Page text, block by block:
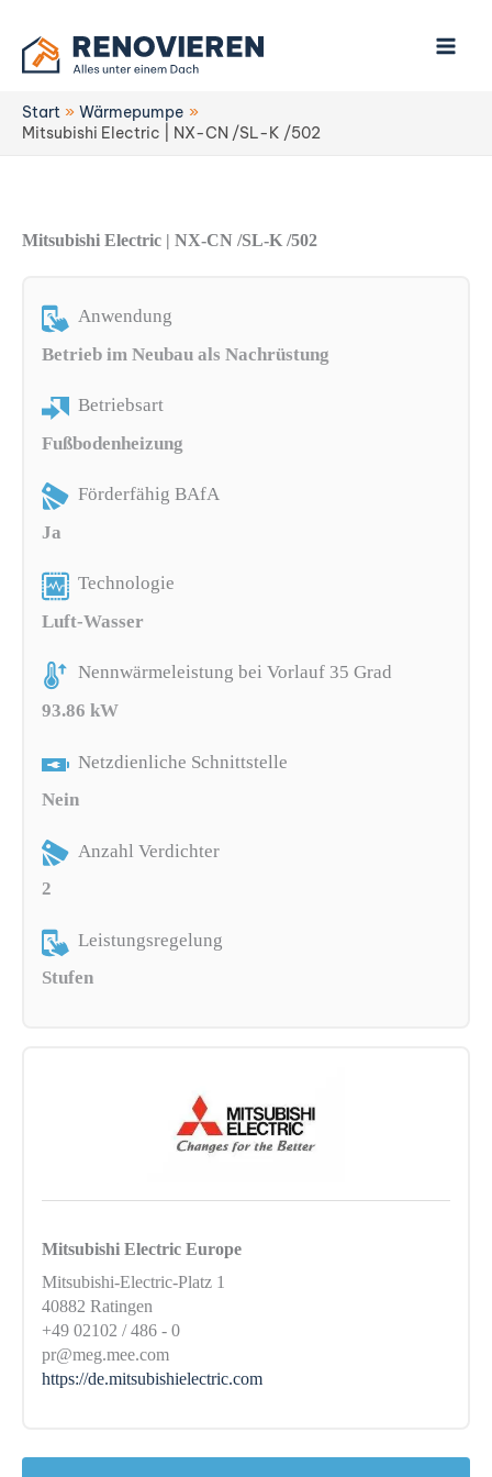
Inhalt
springen
Start
Wärmepumpe
Mitsubishi Electric | NX-CN /SL-K /502
Mitsubishi Electric | NX-CN /SL-K /502
Anwendung
Betrieb im Neubau als Nachrüstung
Betriebsart
Fußbodenheizung
Förderfähig BAfA
Ja
Technologie
Luft-Wasser
Nennwärmeleistung bei Vorlauf 35 Grad
93.86 kW
Netzdienliche Schnittstelle
Nein
Anzahl Verdichter
2
Leistungsregelung
Stufen
Mitsubishi Electric Europe
Mitsubishi-Electric-Platz 1
40882 Ratingen
+49 02102 / 486 - 0
pr@meg.mee.com
https://de.mitsubishielectric.com